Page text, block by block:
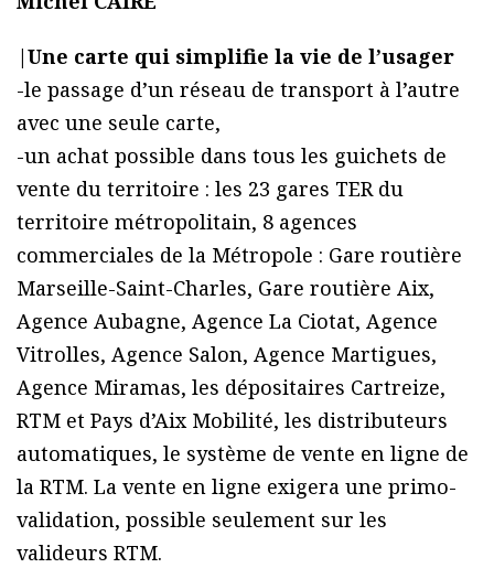
|Une carte qui simplifie la vie de l’usager
-le passage d’un réseau de transport à l’autre
avec une seule carte,
-un achat possible dans tous les guichets de
vente du territoire : les 23 gares TER du
territoire métropolitain, 8 agences
commerciales de la Métropole : Gare routière
Marseille-Saint-Charles, Gare routière Aix,
Agence Aubagne, Agence La Ciotat, Agence
Vitrolles, Agence Salon, Agence Martigues,
Agence Miramas, les dépositaires Cartreize,
RTM et Pays d’Aix Mobilité, les distributeurs
automatiques, le système de vente en ligne de
la RTM. La vente en ligne exigera une primo-
validation, possible seulement sur les
valideurs RTM.